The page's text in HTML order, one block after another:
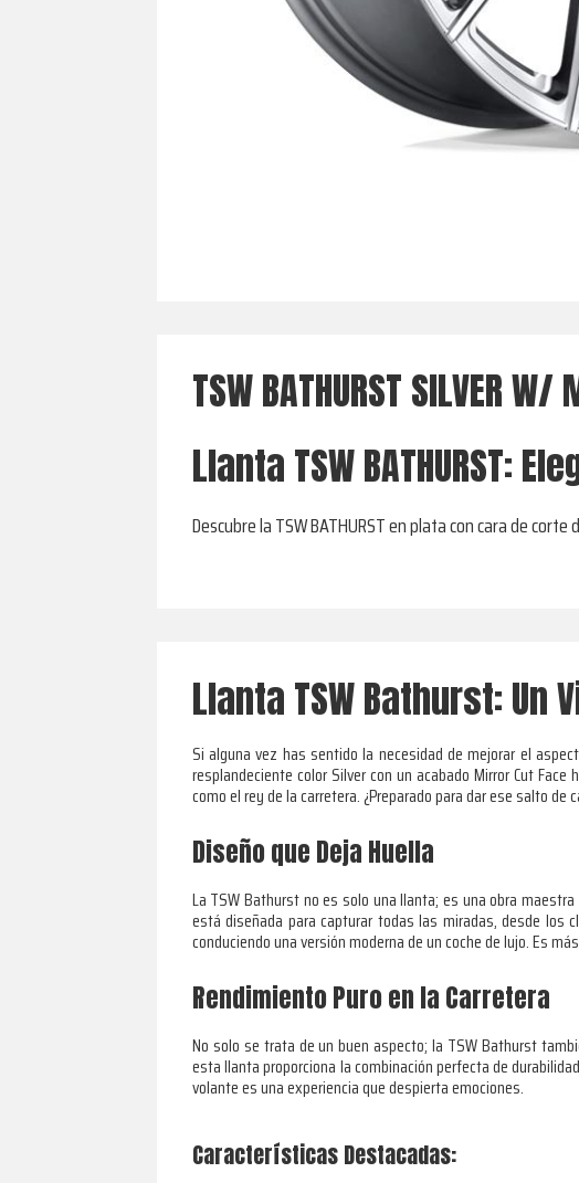
TSW BATHURST SILVER W/
Llanta TSW BATHURST:
Descubre la TSW BATHURST en plata con cara de
Llanta TSW Bathurst: Un
Si alguna vez has sentido la necesidad de mejorar el
resplandeciente color Silver con un acabado Mirror Cut
como el rey de la carretera. ¿Preparado para dar ese salto de
Diseño que Deja Huella
La TSW Bathurst no es solo una llanta; es una obra
está diseñada para capturar todas las miradas, desde los
conduciendo una versión moderna de un coche de lujo. Es
Rendimiento Puro en la Carretera
No solo se trata de un buen aspecto; la TSW Bathurst
esta llanta proporciona la combinación perfecta de
volante es una experiencia que despierta emociones.
Características Destacadas: